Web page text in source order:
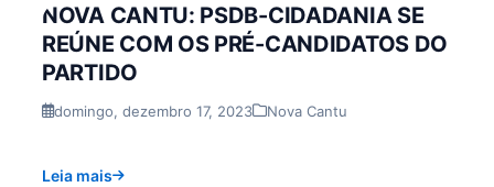
NOVA CANTU: PSDB-CIDADANIA SE
REÚNE COM OS PRÉ-CANDIDATOS DO
PARTIDO
domingo, dezembro 17, 2023 Nova Cantu
Leia mais